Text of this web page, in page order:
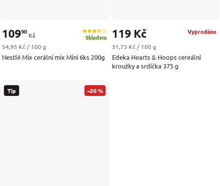
Nestlé Mix cerální mix Mini 6ks 200g
Skladem
10990
Kč
Měrná cena:
54,95 Kč / 100 g
Edeka Hearts & Hoops cereální
kroužky a srdíčka 375 g
Vyprodáno
119 Kč
Měrná cena:
31,73 Kč / 100 g
Tip –30 %